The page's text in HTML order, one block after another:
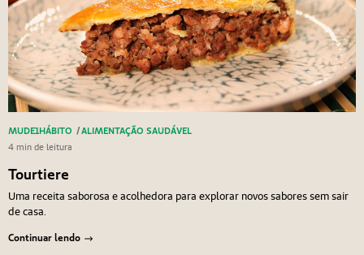
MUDE1HÁBITO /ALIMENTAÇÃO SAUDÁVEL
4 min de leitura
Tourtiere
Uma receita saborosa e acolhedora para explorar novos sabores sem sair
de casa.
Continuar lendo